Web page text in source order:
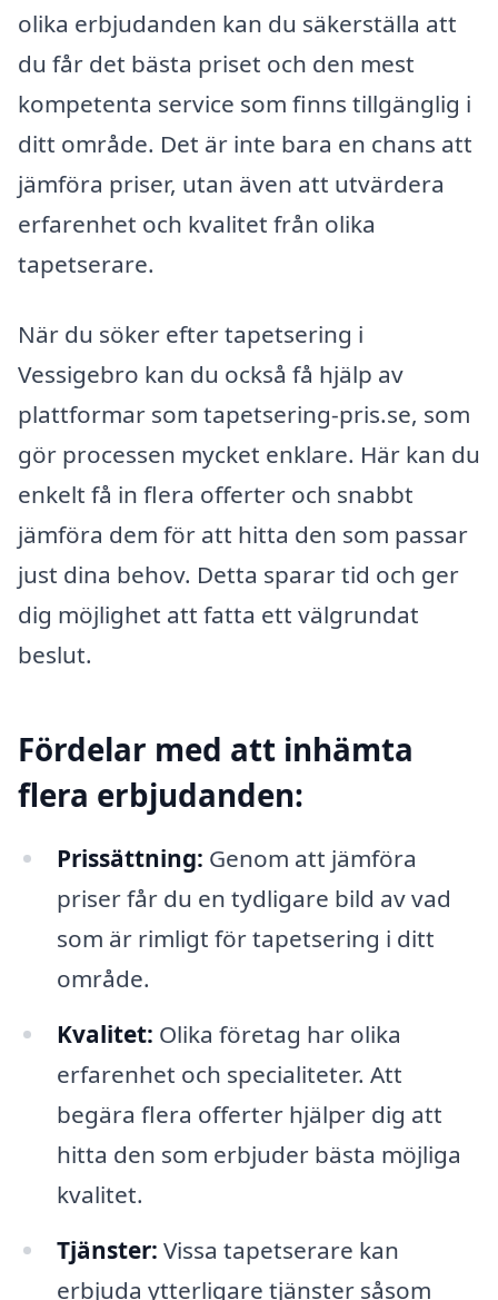
olika erbjudanden kan du säkerställa att
du får det bästa priset och den mest
kompetenta service som finns tillgänglig i
ditt område. Det är inte bara en chans att
jämföra priser, utan även att utvärdera
erfarenhet och kvalitet från olika
tapetserare.
När du söker efter tapetsering i
Vessigebro kan du också få hjälp av
plattformar som tapetsering-pris.se, som
gör processen mycket enklare. Här kan du
enkelt få in flera offerter och snabbt
jämföra dem för att hitta den som passar
just dina behov. Detta sparar tid och ger
dig möjlighet att fatta ett välgrundat
beslut.
Fördelar med att inhämta
flera erbjudanden:
Prissättning: Genom att jämföra
priser får du en tydligare bild av vad
som är rimligt för tapetsering i ditt
område.
Kvalitet: Olika företag har olika
erfarenhet och specialiteter. Att
begära flera offerter hjälper dig att
hitta den som erbjuder bästa möjliga
kvalitet.
Tjänster: Vissa tapetserare kan
erbjuda ytterligare tjänster såsom